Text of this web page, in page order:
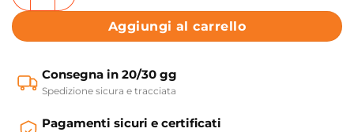
Aggiungi al carrello
Consegna in 20/30 gg
Spedizione sicura e tracciata
Pagamenti sicuri e certificati